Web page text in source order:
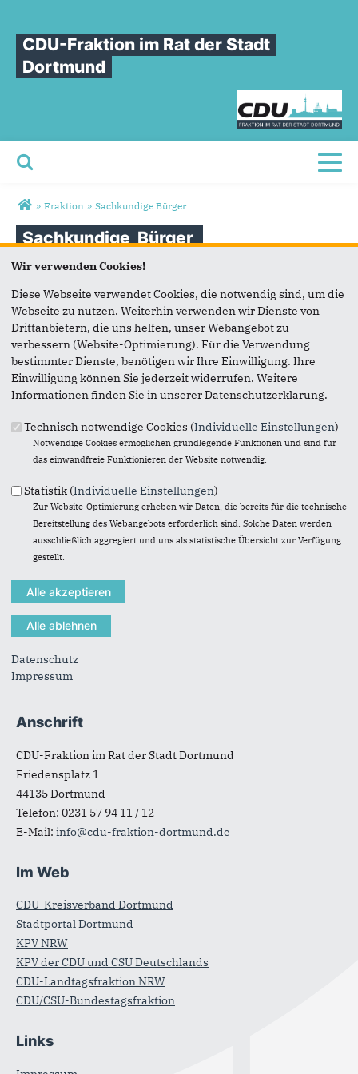
CDU-Fraktion im Rat der Stadt
Dortmund
Sie sind hier
» Fraktion » Sachkundige Bürger
Sachkundige Bürger
Gebrauch gemacht, sachkundige Bürger als Mitglieder der
Ausschüsse des Rates zu benennen (§ 58 Absatz 3
Gemeindeordnung Nordrhein-Westfalen). Die
Berücksichtigung sachkundiger Bürger schafft die
Möglichkeit, in den Ausschüssen die Erfahrung und den
Sachverstand von Bürgern zu nutzen, die kein Ratsmandat
haben.
Auf Vorschlag unserer Fraktion hat der Rat der Stadt
Dortmund folgende sachkundige Bürger bestellt:
öffentliche Ordnung, Anregungen und Beschwerden)
Karl-Martin Dittmann(Ausschuss für Kultur, Sport und
Freizeit)
Alexander Golkowski(Schulausschuss)
Pia L. Imiolczyk
Michaela Uhlig
Dortmund)
Fußbereich
Anschrift
CDU-Fraktion im Rat der Stadt Dortmund
Friedensplatz 1
44135Dortmund
Telefon: 0231 57 94 11 / 12
E-Mail: info@cdu-fraktion-dortmund.de
Im Web
CDU-Kreisverband Dortmund
Stadtportal Dortmund
KPV NRW
KPV der CDU und CSU Deutschlands
CDU-Landtagsfraktion NRW
CDU/CSU-Bundestagsfraktion
Links
Wir verwenden Cookies!
Diese Webseite verwendet Cookies, die notwendig sind, um die
Webseite zu nutzen. Weiterhin verwenden wir Dienste von
Drittanbietern, die uns helfen, unser Webangebot zu
verbessern (Website-Optimierung). Für die Verwendung
bestimmter Dienste, benötigen wir Ihre Einwilligung. Ihre
Einwilligung können Sie jederzeit widerrufen. Weitere
Informationen finden Sie in unserer Datenschutzerklärung.
Technisch notwendige Cookies (Individuelle Einstellungen)
Notwendige Cookies ermöglichen grundlegende Funktionen und sind für
das einwandfreie Funktionieren der Website notwendig.
Statistik (Individuelle Einstellungen)
Zur Website-Optimierung erheben wir Daten, die bereits für die technische
Bereitstellung des Webangebots erforderlich sind. Solche Daten werden
ausschließlich aggregiert und uns als statistische Übersicht zur Verfügung
gestellt.
Datenschutz
Impressum